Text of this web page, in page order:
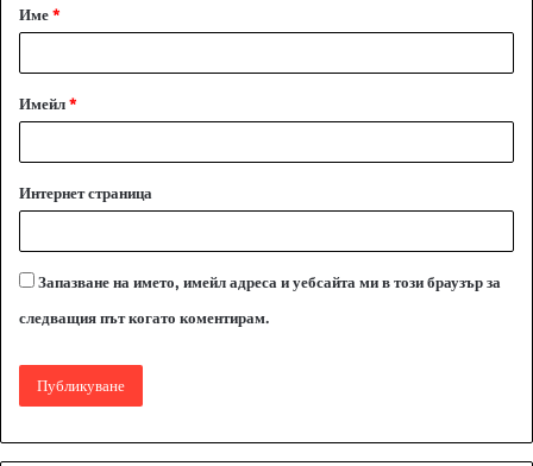
р
Име*
Имейл*
Интернет страница
Запазване на името, имейл адреса и уебсайта ми в този браузър за
следващия път когато коментирам.